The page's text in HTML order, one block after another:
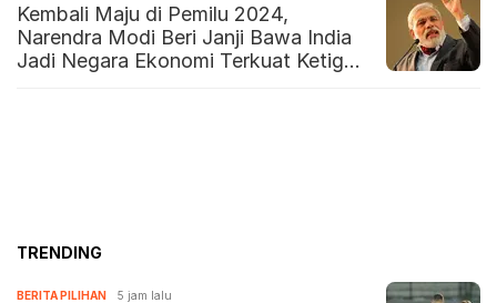
Kembali Maju di Pemilu 2024,
Narendra Modi Beri Janji Bawa India
Jadi Negara Ekonomi Terkuat Ketiga
TRENDING
BERITA PILIHAN 5 jam lalu